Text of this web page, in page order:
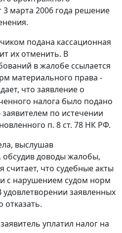
3 марта 2006 года решение
подана кассационная
их отменить. В
в жалобе ссылается
материального права -
что заявление о
налога было подано
по истечении
п. 8 ст. 78 НК РФ.
выслушав
обсудив доводы жалобы,
считает, что судебные акты
с нарушением судом норм
заявленных
уплатил налог на